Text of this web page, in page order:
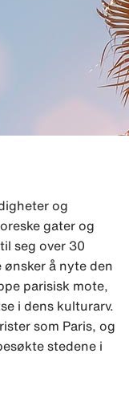
og
gater og
seg over 30
å nyte den
parisisk mote,
i dens kulturarv.
som Paris, og
stedene i